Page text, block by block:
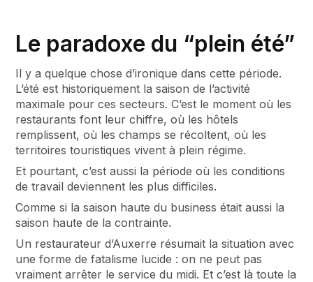
Le paradoxe du “plein été”
Il y a quelque chose d’ironique dans cette période.
L’été est historiquement la saison de l’activité
maximale pour ces secteurs. C’est le moment où les
restaurants font leur chiffre, où les hôtels
remplissent, où les champs se récoltent, où les
territoires touristiques vivent à plein régime.
Et pourtant, c’est aussi la période où les conditions
de travail deviennent les plus difficiles.
Comme si la saison haute du business était aussi la
saison haute de la contrainte.
Un restaurateur d’Auxerre résumait la situation avec
une forme de fatalisme lucide : on ne peut pas
vraiment arrêter le service du midi. Et c’est là toute la